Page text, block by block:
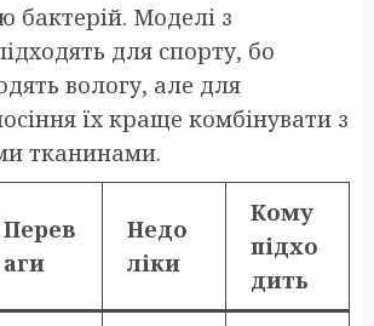
бактерій. Моделі з
для спорту, бо
вологу, але для
їх краще комбінувати з
тканинами.
Перев
аги
Недо
ліки
Кому
підхо
дить